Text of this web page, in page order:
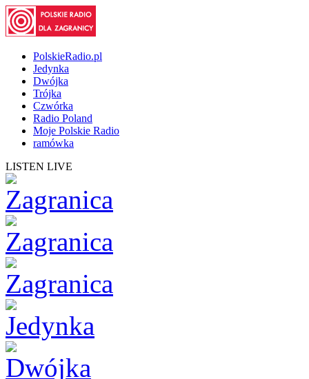
PolskieRadio.pl
Jedynka
Dwójka
Trójka
Czwórka
Radio Poland
Moje Polskie Radio
ramówka
LISTEN LIVE